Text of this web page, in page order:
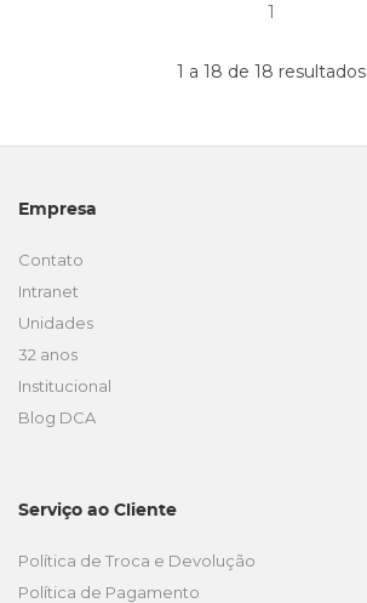
1
1 a 18 de 18 resultados
Empresa
Contato
Intranet
Unidades
32 anos
Institucional
Blog DCA
Serviço ao Cliente
Política de Troca e Devolução
Política de Pagamento